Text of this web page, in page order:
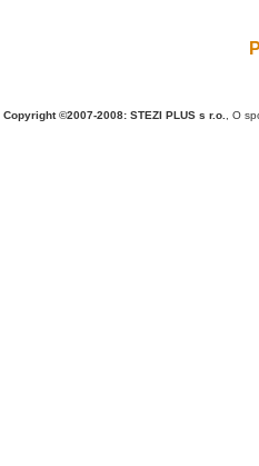
Copyright ©2007-2008: STEZI PLUS s r.o. O